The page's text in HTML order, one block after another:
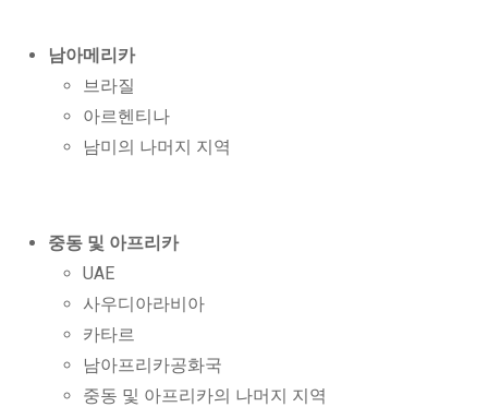
남아메리카
브라질
아르헨티나
남미의 나머지 지역
중동 및 아프리카
UAE
사우디아라비아
카타르
남아프리카공화국
중동 및 아프리카의 나머지 지역